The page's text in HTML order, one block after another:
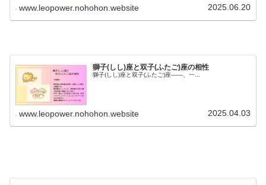
www.leopower.nohohon.website 2025.06.20
獅子(しし)座と双子(ふたご)座の相性
獅子(しし)座と双子(ふたご)座――、一...
www.leopower.nohohon.website 2025.04.03